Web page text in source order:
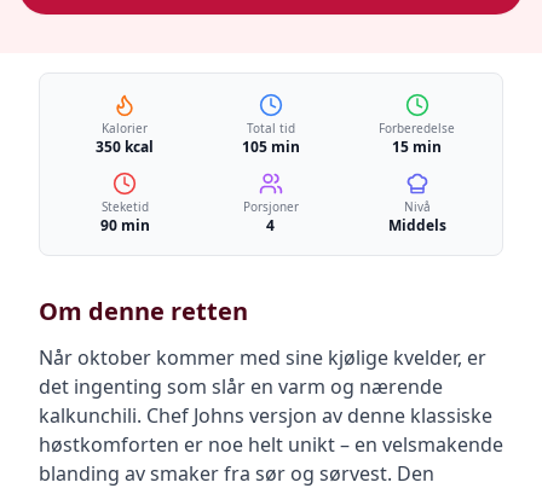
Kalorier
350 kcal
Total tid
105 min
Forberedelse
15 min
Steketid
90 min
Porsjoner
4
Nivå
Middels
Om denne retten
Når oktober kommer med sine kjølige kvelder, er
det ingenting som slår en varm og nærende
kalkunchili. Chef Johns versjon av denne klassiske
høstkomforten er noe helt unikt – en velsmakende
blanding av smaker fra sør og sørvest. Den